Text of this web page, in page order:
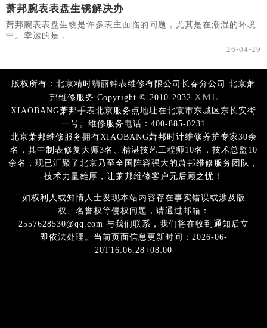
萧邦腕表表盘生锈解决办
萧邦腕表表盘生锈是许多表主面临的问题，尤其是在潮湿的环境
中。幸运的是，......
26-04-29
版权所有：北京精时翡丽钟表维修有限公司长春分公司 北京萧
邦维修服务 Copyright © 2010-2032 XML
XIAOBANG萧邦手表北京服务点地址在北京市东城区东长安街
一号。维修服务电话：400-885-0231
北京萧邦维修服务拥有XIAOBANG萧邦时计维修养护专家30余
名，其中制表修复大师3名、精湛技艺工程师10名，技术总监10
余名，现已汇聚了北京乃至全国阵容强大的萧邦维修服务团队，
技术力量雄厚，让萧邦维修客户无后顾之忧！
如权利人或知情人士发现本站内容存在事实错误或涉及版
权、名誉权等侵权问题，请通过邮箱：
2557628530@qq.com 与我们联系，我们将在收到通知后立
即依法处理。当前页面信息更新时间：2026-06-
20T16:06:28+08:00